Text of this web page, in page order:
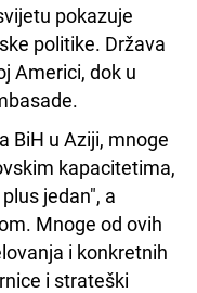
pokazuje
politike. Država
Americi, dok u
BiH u Aziji, mnoge
kapacitetima,
jedan", a
Mnoge od ovih
i konkretnih
i strateški